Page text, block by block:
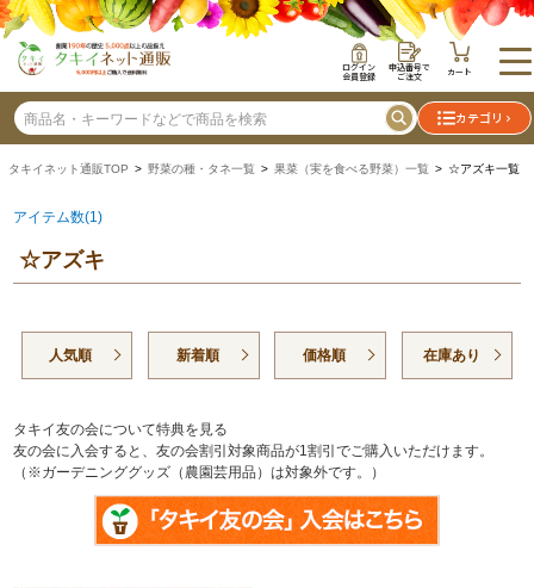
ログイン
会員登録
申込番号で
ご注文 カート
カテゴリ
タキイネット通販TOP > 野菜の種・タネ一覧 > 果菜（実を食べる野菜）一覧 > ☆アズキ一覧
アイテム数(1)
☆アズキ
人気順 新着順 価格順 在庫あり
タキイ友の会について特典を見る
友の会に入会すると、友の会割引対象商品が1割引でご購入いただけます。
（※ガーデニンググッズ（農園芸用品）は対象外です。）